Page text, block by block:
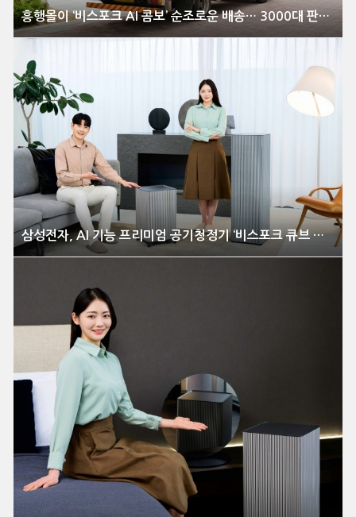
흥행몰이 ‘비스포크 AI 콤보’ 순조로운 배송… 3000대 판매 돌파
삼성전자, AI 기능 프리미엄 공기청정기 ‘비스포크 큐브 에어 인피니트 라인’ 출시